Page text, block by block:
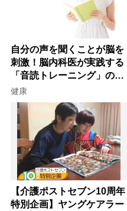
自分の声を聞くことが脳を
刺激！脳内科医が実践する
「音読トレーニング」の極
意
健康
【介護ポストセブン10周年
特別企画】ヤングケアラー